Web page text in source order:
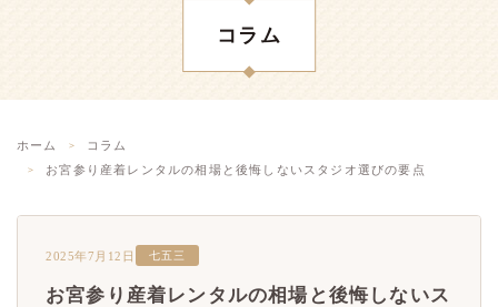
コラム
ホーム
コラム
お宮参り産着レンタルの相場と後悔しないスタジオ選びの要点
2025年7月12日 七五三
お宮参り産着レンタルの相場と後悔しないス